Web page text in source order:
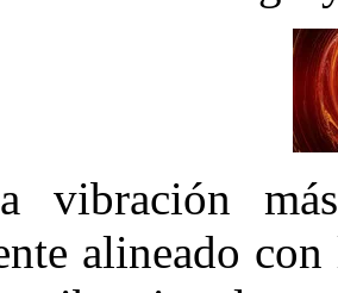
vibración
alineado